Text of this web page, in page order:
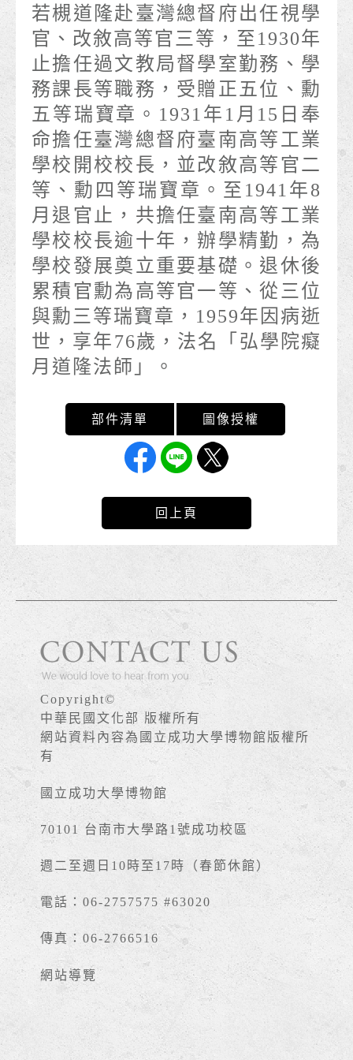
若槻道隆赴臺灣總督府出任視學
官、改敘高等官三等，至1930年
止擔任過文教局督學室勤務、學
務課長等職務，受贈正五位、勳
五等瑞寶章。1931年1月15日奉
命擔任臺灣總督府臺南高等工業
學校開校校長，並改敘高等官二
等、勳四等瑞寶章。至1941年8
月退官止，共擔任臺南高等工業
學校校長逾十年，辦學精勤，為
學校發展奠立重要基礎。退休後
累積官勳為高等官一等、從三位
與勳三等瑞寶章，1959年因病逝
世，享年76歲，法名「弘學院癡
月道隆法師」。
回上頁
Copyright©
中華民國文化部 版權所有
網站資料內容為國立成功大學博物館版權所
有
國立成功大學博物館
70101 台南市大學路1號成功校區
週二至週日10時至17時（春節休館）
電話：06-2757575 #63020
傳真：06-2766516
網站導覽